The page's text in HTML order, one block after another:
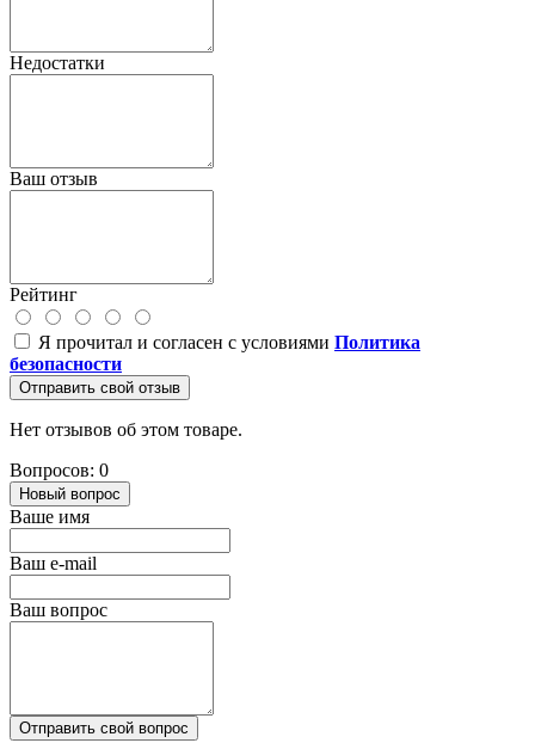
Недостатки
Ваш отзыв
Рейтинг
Я прочитал и согласен с условиями Политика
безопасности
Отправить свой отзыв
Нет отзывов об этом товаре.
Вопросов: 0
Новый вопрос
Ваше имя
Ваш e-mail
Ваш вопрос
Отправить свой вопрос